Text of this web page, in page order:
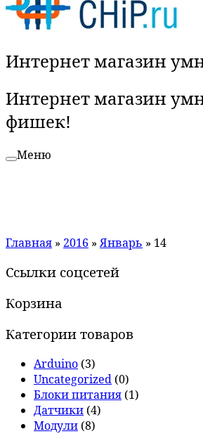
Интернет магазин
Интернет магазин
фишек!
Меню
Главная » 2016 » Январь » 14
Ссылки соцсетей
Корзина
Категории товаров
Arduino (3)
Uncategorized (0)
Блоки питания (1)
Датчики (4)
Модули (8)